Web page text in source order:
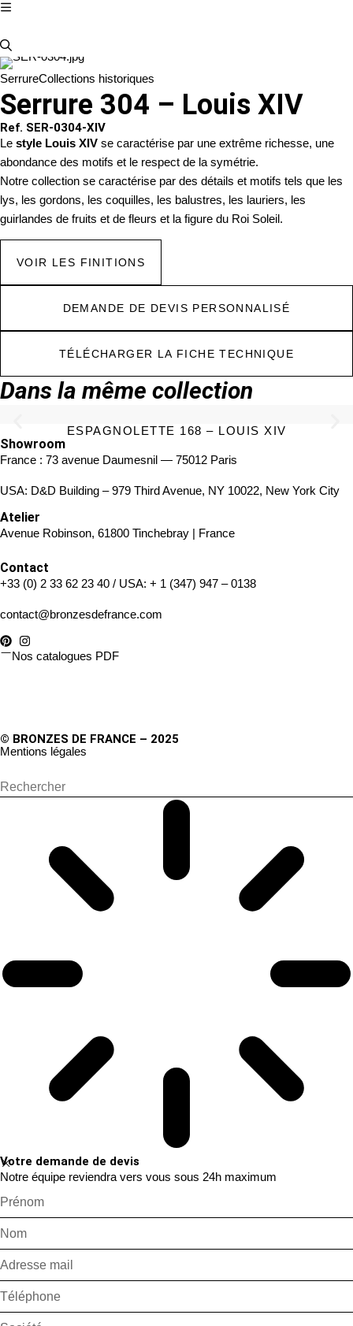
SerrureCollections historiques
Serrure 304 – Louis XIV
Ref. SER-0304-XIV
Le style Louis XIV se caractérise par une extrême richesse, une
abondance des motifs et le respect de la symétrie.
Notre collection se caractérise par des détails et motifs tels que les
lys, les gordons, les coquilles, les balustres, les lauriers, les
guirlandes de fruits et de fleurs et la figure du Roi Soleil.
VOIR LES FINITIONS
DEMANDE DE DEVIS PERSONNALISÉ
TÉLÉCHARGER LA FICHE TECHNIQUE
Dans la même collection
ESPAGNOLETTE 168 – LOUIS XIV
Showroom
France : 73 avenue Daumesnil — 75012 Paris
USA: D&D Building – 979 Third Avenue, NY 10022, New York City
Atelier
Avenue Robinson, 61800 Tinchebray | France
Contact
+33 (0) 2 33 62 23 40 / USA: + 1 (347) 947 – 0138
contact@bronzesdefrance.com
Nos catalogues PDF
© BRONZES DE FRANCE – 2025
Mentions légales
Votre demande de devis
Notre équipe reviendra vers vous sous 24h maximum